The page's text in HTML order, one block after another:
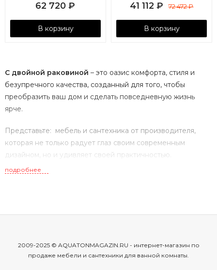
62 720 ₽
В корзину
41 112 ₽ 72 472₽
В корзину
С двойной раковиной – это оазис комфорта, стиля и
безупречного качества, созданный для того, чтобы
преобразить ваш дом и сделать повседневную жизнь
ярче.
Представьте: мебель и сантехника от производителя,
которая не только радует глаз своим современным
дизайном, но и удивляет своей практичностью.
Продукция Aquaton – это воплощение мечты о доме,
фундамент, на котором строится каждый продукт. Мы
Весь материал, тщательно отобранный для для нашей
продукции, не только эстетичен, но и невероятно
подробнее
2009-2025 © AQUATONMAGAZIN.RU - интернет-магазин по
продаже мебели и сантехники для ванной комнаты.